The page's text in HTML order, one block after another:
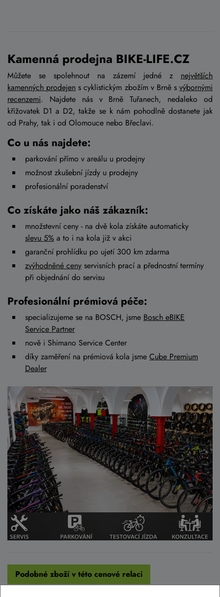
Kamenná prodejna BIKE-LIFE.CZ
Můžete se spolehnout na zázemí jedné z největších
kamenných prodejen s cyklistickým zbožím v Brně s výbornými
recenzemi. Najdete nás v Brně Tuřanech, nedaleko od
křižovatek D1 a D2, takže se k nám pohodlně dostanete jak
od Prahy, tak i od Olomouce nebo Břeclavi.
Co u nás najdete:
parkování přímo v areálu u prodejny
možnost zkušební jízdy u prodejny
profesionální poradenství
Co získáte jako náš zákazník:
množstevní ceny - na dvě kola získáte automaticky
slevu 5% a to i na kola již v akci
garanční prohlídku po ujetí 300 km zdarma
zvýhodněné ceny servisních prací a přednostní termíny
při objednání do servisu
Profesionální prémiová péče:
specializujeme se na BOSCH, jsme Bosch eBIKE
Service Partner
nově i Shimano Service Center
díky zaměření na prémiová kola jsme Cube Premium
Dealer
Podobné zboží v této cenové relaci